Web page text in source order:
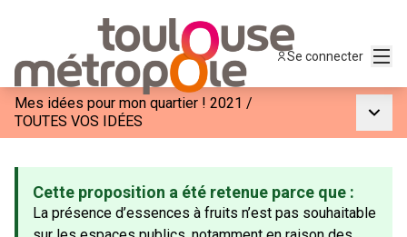
Se connecter
Mes idées pour mon quartier ! 2021 /
TOUTES VOS IDÉES
Cette proposition a été retenue parce que :
La présence d’essences à fruits n’est pas souhaitable